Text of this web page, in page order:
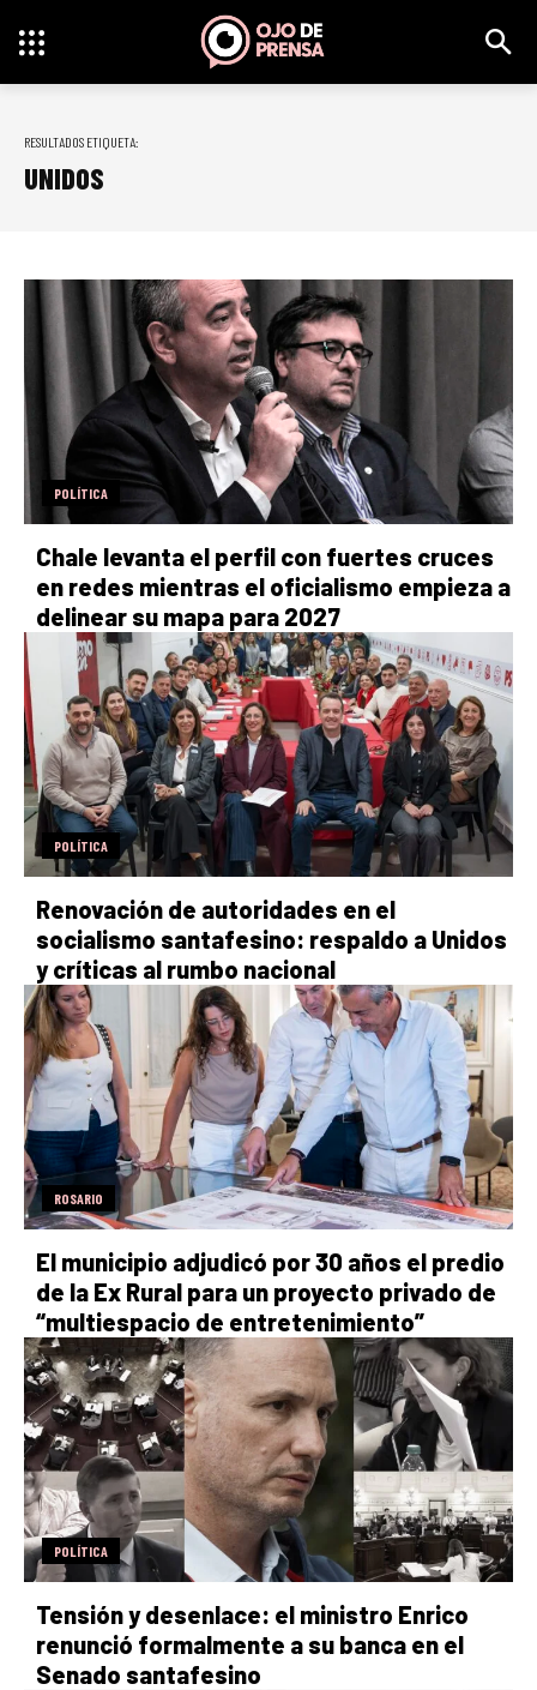
RESULTADOS ETIQUETA:
UNIDOS
POLÍTICA
Chale levanta el perfil con fuertes cruces
en redes mientras el oficialismo empieza a
delinear su mapa para 2027
POLÍTICA
Renovación de autoridades en el
socialismo santafesino: respaldo a Unidos
y críticas al rumbo nacional
ROSARIO
El municipio adjudicó por 30 años el predio
de la Ex Rural para un proyecto privado de
“multiespacio de entretenimiento”
POLÍTICA
Tensión y desenlace: el ministro Enrico
renunció formalmente a su banca en el
Senado santafesino